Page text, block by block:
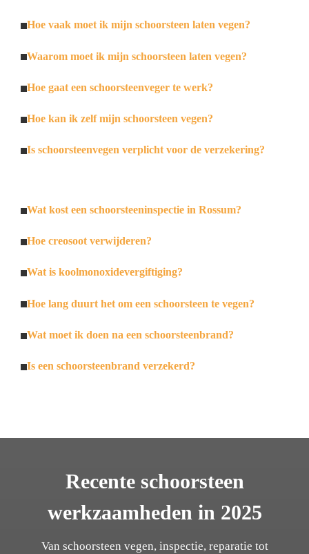
Hoe vaak moet ik mijn schoorsteen laten vegen?
Waarom moet ik mijn schoorsteen laten vegen?
Hoe gaat een schoorsteenveger te werk?
Hoe kan ik zelf mijn schoorsteen vegen?
Is schoorsteenvegen verplicht voor de verzekering?
Wat kost een schoorsteeninspectie in Rossum?
Hoe creosoot verwijderen?
Wat is koolmonoxidevergiftiging?
Hoe lang duurt het om een schoorsteen te vegen?
Wat moet ik doen na een schoorsteenbrand?
Is een schoorsteenbrand verzekerd?
Recente schoorsteen
werkzaamheden in 2025
Van schoorsteen vegen, inspectie, reparatie tot